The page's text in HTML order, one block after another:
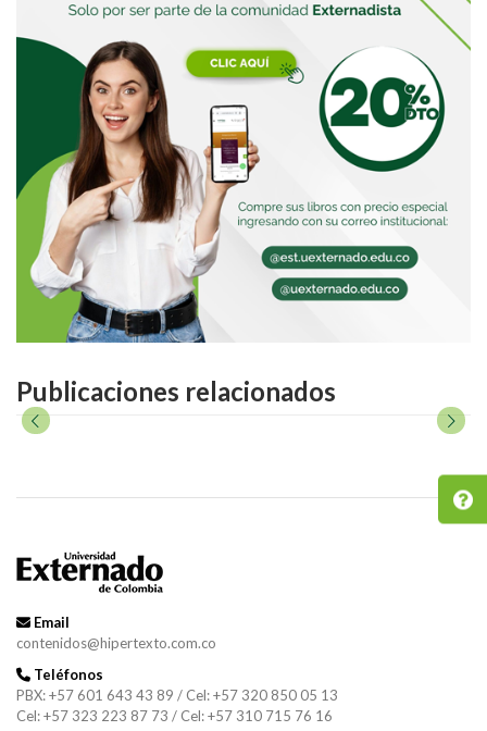
Publicaciones relacionados
Email
contenidos@hipertexto.com.co
Teléfonos
PBX: +57 601 643 43 89 / Cel: +57 320 850 05 13
Cel: +57 323 223 87 73 / Cel: +57 310 715 76 16